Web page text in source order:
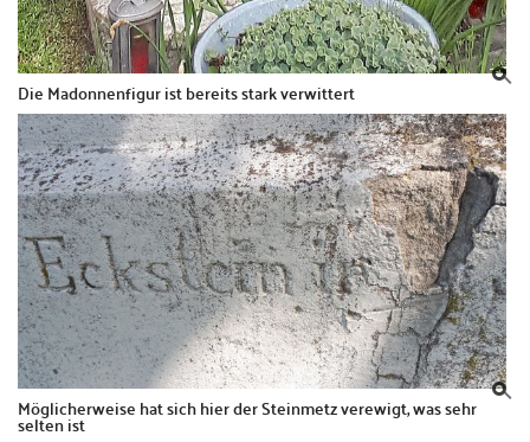
Die Madonnenfigur ist bereits stark verwittert
Möglicherweise hat sich hier der Steinmetz verewigt, was sehr
selten ist